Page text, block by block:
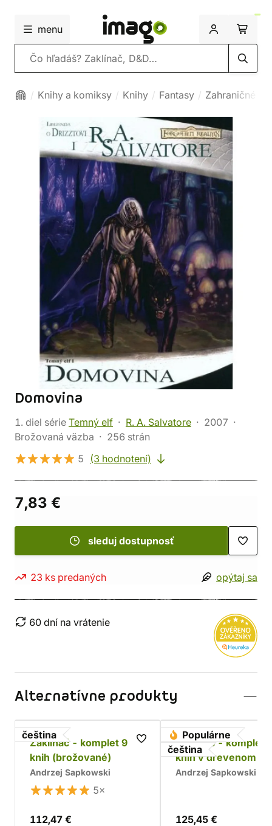
menu
Vyhľadávanie
Knihy a komiksy Knihy Fantasy Zahraničné
Domovina
1. diel série Temný elf R. A. Salvatore
2007
Brožovaná väzba
256 strán
5
(3 hodnotení)
7,83 €
sleduj dostupnosť
23 ks predaných opýtaj sa
60 dní na vrátenie
Alternatívne produkty
čeština
Zaklínač - komplet 9
knih (brožované)
Andrzej Sapkowski
5×
112,47 €
Populárne
čeština
Zaklínač - komplet
kníh v drevenom
Chrám
Andrzej Sapkowski
125,45 €